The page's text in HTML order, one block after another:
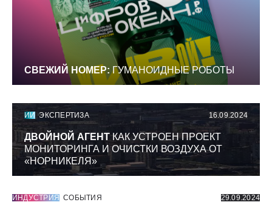
СВЕЖИЙ НОМЕР: ГУМАНОИДНЫЕ РОБОТЫ
ИИ ЭКСПЕРТИЗА 16.09.2024
ДВОЙНОЙ АГЕНТКАК УСТРОЕН ПРОЕКТ
МОНИТОРИНГА И ОЧИСТКИ ВОЗДУХА ОТ
«НОРНИКЕЛЯ»
ИНДУСТРИЯ СОБЫТИЯ 29.09.2024